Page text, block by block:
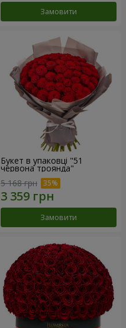
Замовити
Букет в упаковці "51
червона троянда"
5 168 грн
Замовити